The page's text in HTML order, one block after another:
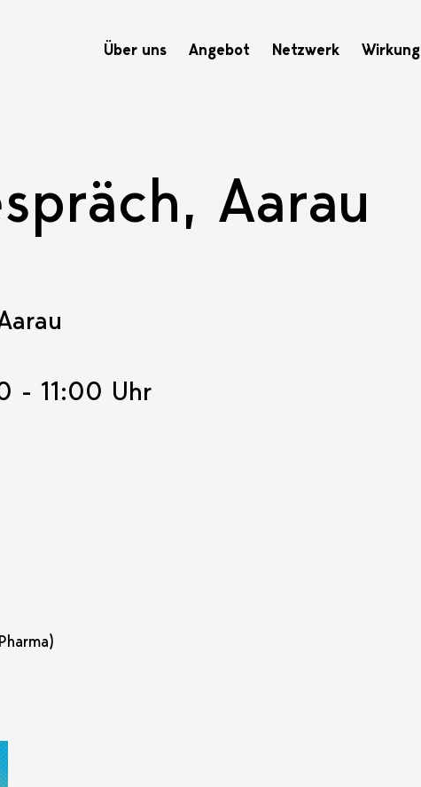
Hauptnavigation
Über uns Angebot Netzwerk Wirkung
Aarau
- 11:00 Uhr